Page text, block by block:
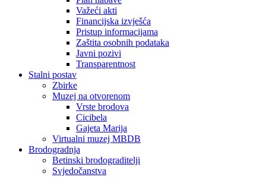
Važeći akti
Financijska izvješća
Pristup informacijama
Zaštita osobnih podataka
Javni pozivi
Transparentnost
Stalni postav
Zbirke
Muzej na otvorenom
Vrste brodova
Cicibela
Gajeta Marija
Virtualni muzej MBDB
Brodogradnja
Betinski brodograditelji
Svjedočanstva